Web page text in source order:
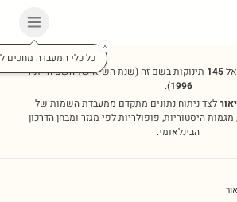
כל כלי המעבדה מחכים
145 תינוקות בשם זה(שנת השיא של השם הייתה
1996
).
לצד ניתוח נתונים מתקדם ממעבדת השמות של
היסטוריות, פופולריות לפי מגזר ומבחן הדרכון
הבינלאומי.